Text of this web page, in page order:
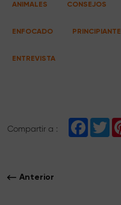
ANIMALES CONSEJOS
ENFOCADO PRINCIPIANTE
ENTREVISTA
Compartir a :
w
Anterior